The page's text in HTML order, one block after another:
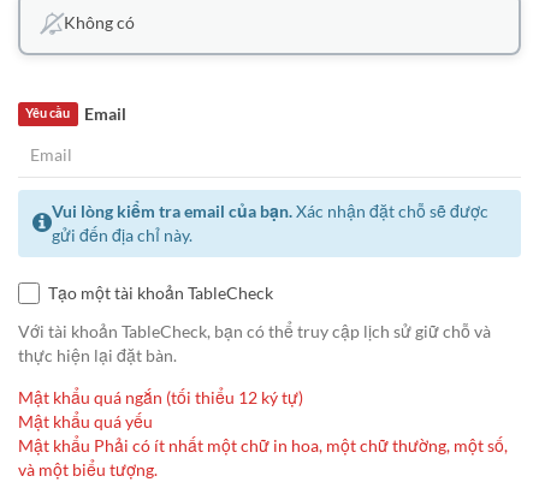
Không có
Email
Yêu cầu
Vui lòng kiểm tra email của bạn.Xác nhận đặt chỗ sẽ được
gửi đến địa chỉ này.
Tạo một tài khoản TableCheck
Với tài khoản TableCheck, bạn có thể truy cập lịch sử giữ chỗ và
thực hiện lại đặt bàn.
Mật khẩu quá ngắn (tối thiểu 12 ký tự)
Mật khẩu quá yếu
Mật khẩu Phải có ít nhất một chữ in hoa, một chữ thường, một số,
và một biểu tượng.